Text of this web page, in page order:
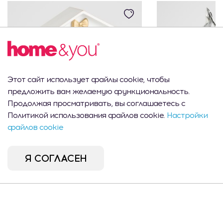
450 MDL
Этот сайт использует файлы cookie, чтобы
предложить вам желаемую функциональность.
Продолжая просматривать, вы соглашаетесь с
Политикой использования файлов cookie. Настройки
файлов cookie
Я СОГЛАСЕН